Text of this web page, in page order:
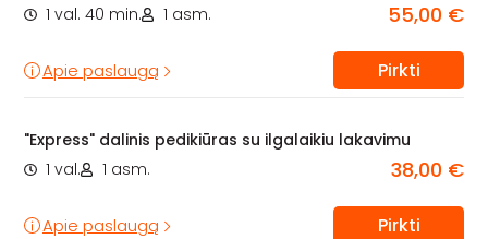
1 val. 40 min.
1 asm. 55,00 €
Apie paslaugą Pirkti
"Express" dalinis pedikiūras su ilgalaikiu lakavimu
1 val.
1 asm. 38,00 €
Apie paslaugą Pirkti